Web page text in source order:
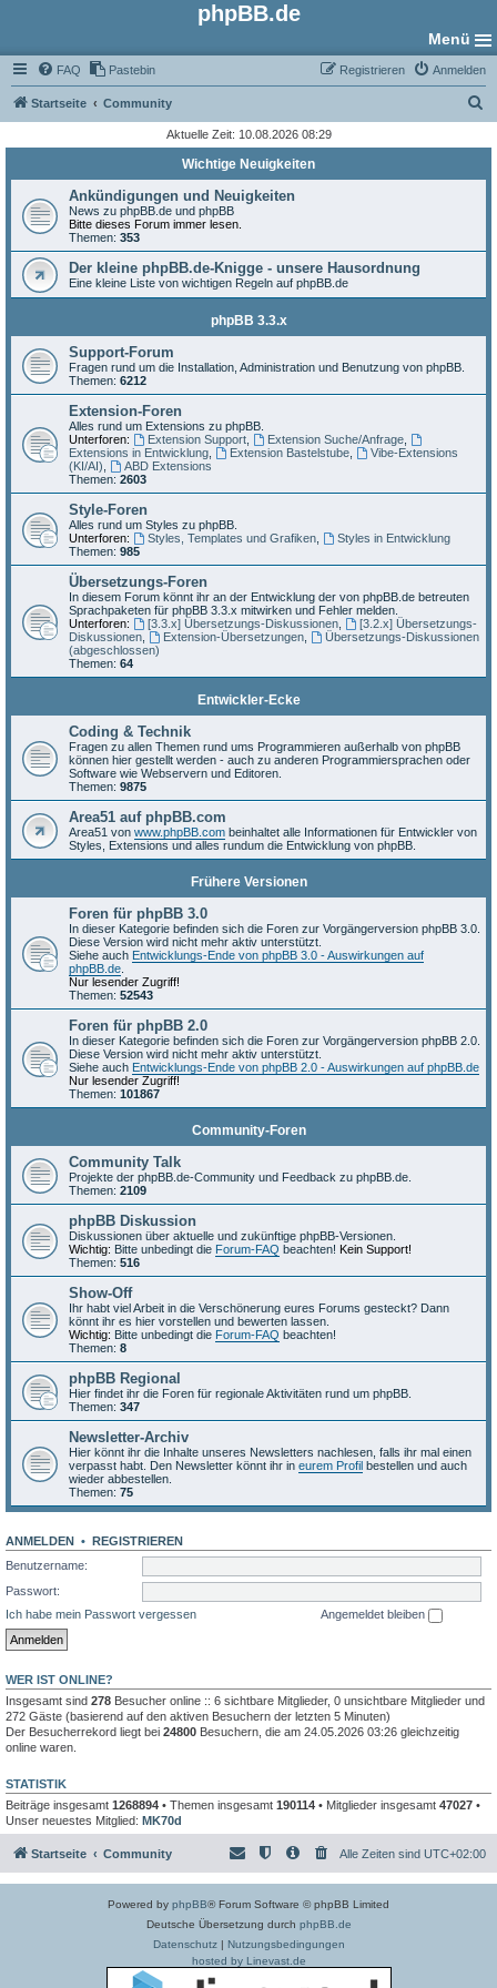
phpBB.de
Menü
FAQ Pastebin Anmelden
Registrieren
Startseite Community
h
Aktuelle Zeit: 10.08.2026 08:29
Wichtige Neuigkeiten
Ankündigungen und Neuigkeiten
News zu phpBB.de und phpBB
Bitte dieses Forum immer lesen.
Themen: 353
Der kleine phpBB.de-Knigge - unsere Hausordnung
Eine kleine Liste von wichtigen Regeln auf phpBB.de
phpBB 3.3.x
Support-Forum
Fragen rund um die Installation, Administration und Benutzung von phpBB.
Themen: 6212
Extension-Foren
Alles rund um Extensions zu phpBB.
Unterforen:
Extension Support, Extension Suche/Anfrage,
Extensions in Entwicklung
Extension Bastelstube,
Vibe-Extensions
(KI/AI)
ABD Extensions
Themen: 2603
Style-Foren
Alles rund um Styles zu phpBB.
Unterforen:
Styles, Templates und Grafiken,
Styles in Entwicklung
Themen: 985
Übersetzungs-Foren
In diesem Forum könnt ihr an der Entwicklung der von phpBB.de betreuten
Sprachpaketen für phpBB 3.3.x mitwirken und Fehler melden.
Unterforen:
[3.3.x] Übersetzungs-Diskussionen,
[3.2.x] Übersetzungs-
Diskussionen
Extension-Übersetzungen,
Übersetzungs-Diskussionen
(abgeschlossen)
Themen: 64
Entwickler-Ecke
Coding & Technik
Fragen zu allen Themen rund ums Programmieren außerhalb von phpBB
können hier gestellt werden - auch zu anderen Programmiersprachen oder
Software wie Webservern und Editoren.
Themen: 9875
Area51 auf phpBB.com
Area51 von www.phpBB.com beinhaltet alle Informationen für Entwickler von
Styles, Extensions und alles rundum die Entwicklung von phpBB.
Frühere Versionen
Foren für phpBB 3.0
In dieser Kategorie befinden sich die Foren zur Vorgängerversion phpBB 3.0.
Diese Version wird nicht mehr aktiv unterstützt.
Siehe auch Entwicklungs-Ende von phpBB 3.0 - Auswirkungen auf
phpBB.de
Nur lesender Zugriff!
Themen: 52543
Foren für phpBB 2.0
In dieser Kategorie befinden sich die Foren zur Vorgängerversion phpBB 2.0.
Diese Version wird nicht mehr aktiv unterstützt.
Siehe auch Entwicklungs-Ende von phpBB 2.0 - Auswirkungen auf phpBB.de
Nur lesender Zugriff!
Themen: 101867
Community-Foren
Community Talk
Projekte der phpBB.de-Community und Feedback zu phpBB.de.
Themen: 2109
phpBB Diskussion
Diskussionen über aktuelle und zukünftige phpBB-Versionen.
Wichtig: Bitte unbedingt die Forum-FAQ beachten! Kein Support!
Themen: 516
Show-Off
Ihr habt viel Arbeit in die Verschönerung eures Forums gesteckt? Dann
könnt ihr es hier vorstellen und bewerten lassen.
Wichtig: Bitte unbedingt die Forum-FAQ beachten!
Themen: 8
phpBB Regional
Hier findet ihr die Foren für regionale Aktivitäten rund um phpBB.
Themen: 347
Newsletter-Archiv
Hier könnt ihr die Inhalte unseres Newsletters nachlesen, falls ihr mal einen
verpasst habt. Den Newsletter könnt ihr in eurem Profil bestellen und auch
wieder abbestellen.
Themen: 75
ANMELDEN • REGISTRIEREN
Benutzername:
Passwort:
Ich habe mein Passwort vergessen
Angemeldet bleiben
WER IST ONLINE?
Insgesamt sind 278 Besucher online :: 6 sichtbare Mitglieder, 0 unsichtbare Mitglieder und
272 Gäste (basierend auf den aktiven Besuchern der letzten 5 Minuten)
Der Besucherrekord liegt bei 24800 Besuchern, die am 24.05.2026 03:26 gleichzeitig
online waren.
STATISTIK
Beiträge insgesamt 1268894 • Themen insgesamt 190114 • Mitglieder insgesamt 47027 •
Unser neuestes Mitglied: MK70d
Startseite Community Alle Zeiten sind UTC+02:00
Powered by phpBB® Forum Software © phpBB Limited
Deutsche Übersetzung durch phpBB.de
Datenschutz| Nutzungsbedingungen
hosted by Linevast.de